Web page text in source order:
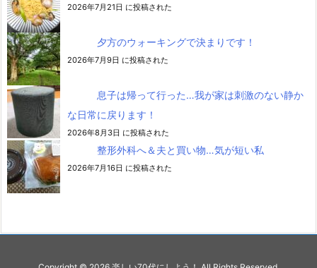
2026年7月21日 に投稿された
夕方のウォーキングで決まりです！
2026年7月9日 に投稿された
息子は帰って行った…我が家は刺激のない静か
な日常に戻ります！
2026年8月3日 に投稿された
整形外科へ＆夫と買い物…気が短い私
2026年7月16日 に投稿された